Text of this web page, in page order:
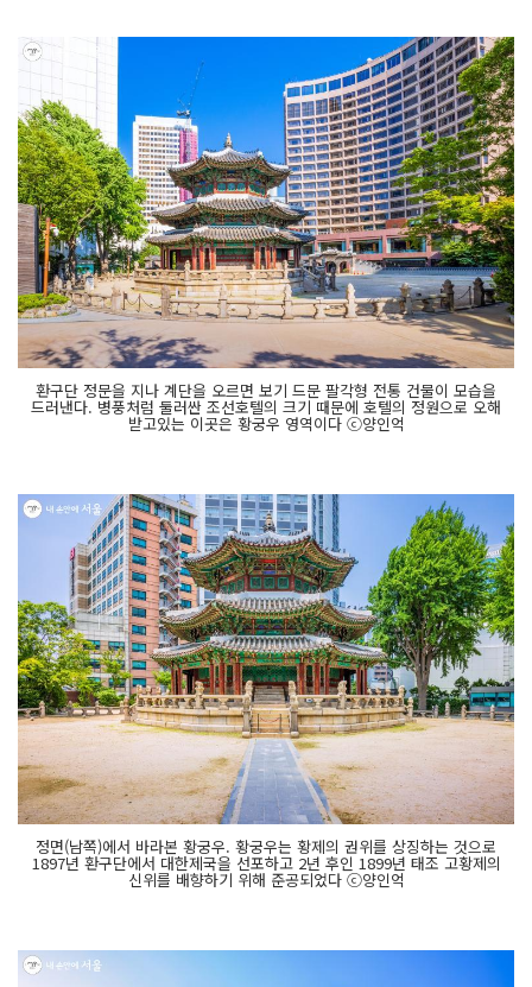
환구단 정문을 지나 계단을 오르면 보기 드문 팔각형 전통 건물이 모습을
드러낸다. 병풍처럼 둘러싼 조선호텔의 크기 때문에 호텔의 정원으로 오해
받고있는 이곳은 황궁우 영역이다 ⓒ양인억
정면(남쪽)에서 바라본 황궁우. 황궁우는 황제의 권위를 상징하는 것으로
1897년 환구단에서 대한제국을 선포하고 2년 후인 1899년 태조 고황제의
신위를 배향하기 위해 준공되었다 ⓒ양인억